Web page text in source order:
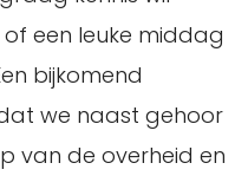
een leuke middag
bijkomend
we naast gehoor
van de overheid en